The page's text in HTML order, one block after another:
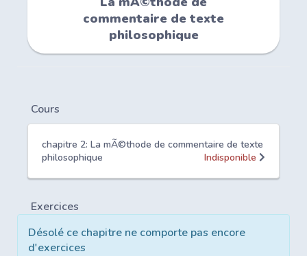
commentaire de texte
philosophique
Cours
chapitre 2: La mÃ©thode de commentaire de texte
philosophique
Indisponible
Exercices
Désolé ce chapitre ne comporte pas encore
d'exercices